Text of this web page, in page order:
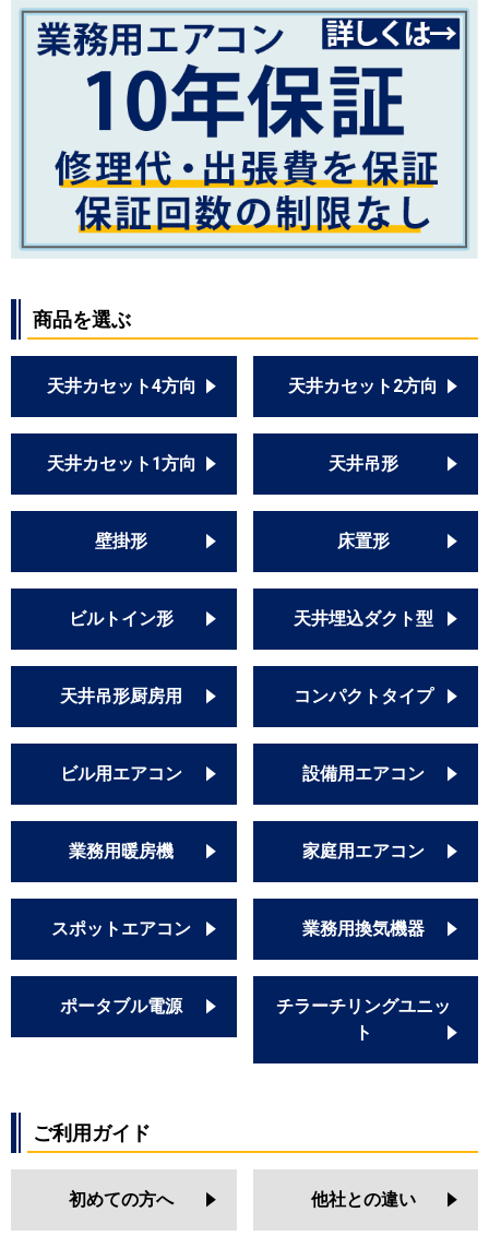
商品を選ぶ
天井カセット4方向 天井カセット2方向
天井カセット1方向 天井吊形
壁掛形 床置形
ビルトイン形 天井埋込ダクト型
天井吊形厨房用 コンパクトタイプ
ビル用エアコン 設備用エアコン
業務用暖房機 家庭用エアコン
スポットエアコン 業務用換気機器
ポータブル電源
チラーチリングユニッ
ト
ご利用ガイド
初めての方へ 他社との違い